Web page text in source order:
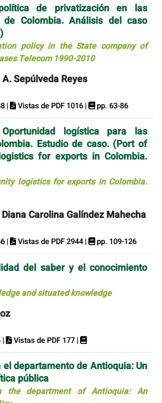
de privatización en las
de Colombia. Análisis del caso
policy in the State company of
Telecom 1990-2010
Sepúlveda Reyes
| Vistas de PDF 1016 | pp. 63-86
logística para las
Estudio de caso. (Port of
for exports in Colombia.
logistics for exports in Colombia.
Carolina Galíndez Mahecha
| Vistas de PDF 2944 | pp. 109-126
del saber y el conocimiento
and situated knowledge
| Vistas de PDF 177 |
departamento de Antioquia: Un
pública
the department of Antioquia: An